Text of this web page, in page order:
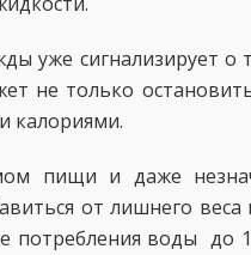
уже сигнализирует о
не только
калориями.
пищи и даже
от лишнего
потребления воды до